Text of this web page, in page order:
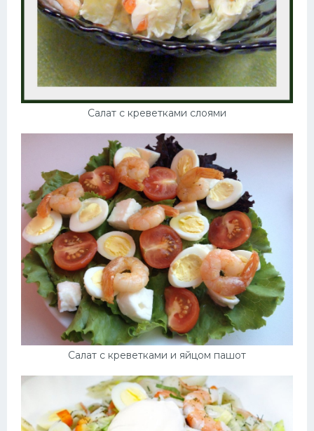
Салат с креветками слоями
Салат с креветками и яйцом пашот